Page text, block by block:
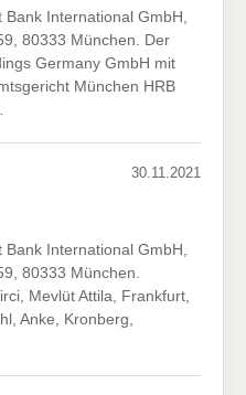
International GmbH,
80333 München. Der
Germany GmbH mit
München HRB
30.11.2021
International GmbH,
80333 München.
Mevlüt Attila, Frankfurt,
Anke, Kronberg,